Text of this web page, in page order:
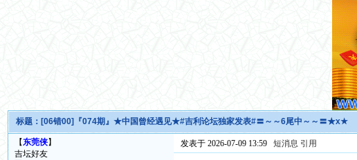
标题： [06错00]『074期』★中国曾经遇见★#吉利论坛独家发表#〓～～6尾中～～〓★x★
【东莞侠】
吉坛好友
发表于 2026-07-09 13:59短消息 引用